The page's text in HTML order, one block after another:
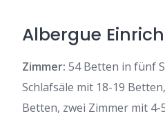
Albergue
Zimmer: 54 Betten in fünf
Schlafsäle mit 18-19
Betten, zwei Zimmer mit